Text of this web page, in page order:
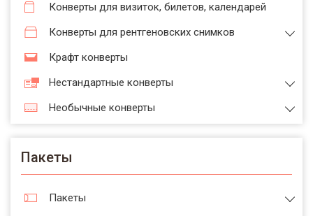
Конверты для визиток, билетов, календарей
Конверты для рентгеновских снимков
Крафт конверты
Нестандартные конверты
Необычные конверты
Пакеты
Пакеты